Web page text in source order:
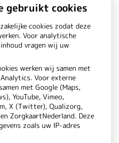
gebruikt cookies
cookies zodat deze
Voor analytische
vragen wij uw
werken wij samen met
Voor externe
met Google (Maps,
YouTube, Vimeo,
X (Twitter), Qualizorg,
ZorgkaartNederland. Deze
zoals uw IP-adres